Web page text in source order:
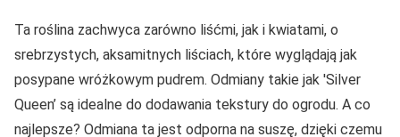
Ta roślina zachwyca zarówno liśćmi, jak i kwiatami, o
srebrzystych, aksamitnych liściach, które wyglądają jak
posypane wróżkowym pudrem. Odmiany takie jak 'Silver
Queen’ są idealne do dodawania tekstury do ogrodu. A co
najlepsze? Odmiana ta jest odporna na suszę, dzięki czemu